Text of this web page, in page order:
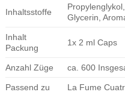
Inhaltsstoffe
Glycerin,
Inhalt
Packung
1x 2 ml Caps
Anzahl Züge ca. 600
Passend zu La Fume